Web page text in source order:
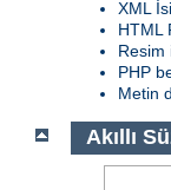
XML
HTML
Resim
PHP
Metin
Akıllı